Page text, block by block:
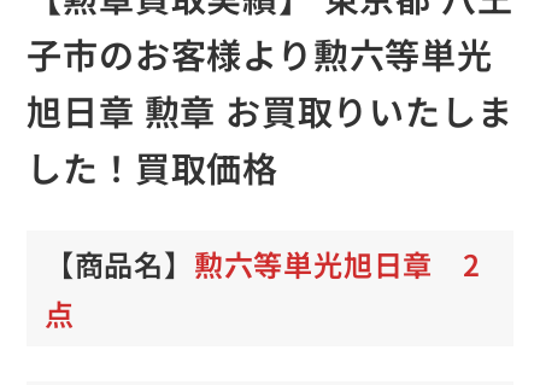
子市のお客様より勲六等単光
旭日章 勲章 お買取りいたしま
した！買取価格
【商品名】 勲六等単光旭日章 2
点